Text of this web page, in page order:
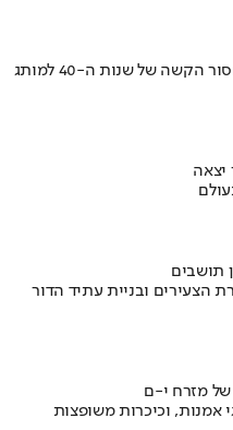
איך אסם הפכה את תקופת הצנע והמחסור הקשה של שנות ה-40 למותג
יצאה
הצעירים ובניית עתיד הדור
של מזרח י-ם
אמנות, וכיכרות משופצות